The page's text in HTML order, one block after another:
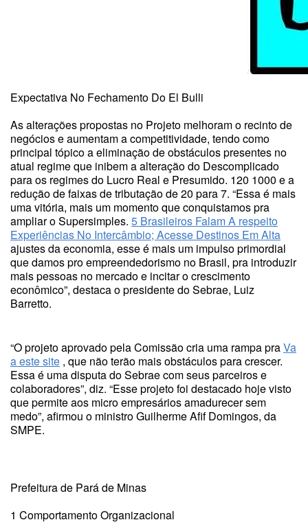
Expectativa No Fechamento Do El Bulli
As alterações propostas no Projeto melhoram o recinto de
negócios e aumentam a competitividade, tendo como
principal tópico a eliminação de obstáculos presentes no
atual regime que inibem a alteração do Descomplicado
para os regimes do Lucro Real e Presumido. 120 1000 e a
redução de faixas de tributação de 20 para 7. “Essa é mais
uma vitória, mais um momento que conquistamos pra
ampliar o Supersimples. 5 Brasileiros Falam A respeito
Experiências No Intercâmbio; Acesse Destinos Em Alta
ajustes da economia, esse é mais um impulso primordial
que damos pro empreendedorismo no Brasil, pra introduzir
mais pessoas no mercado e incitar o crescimento
econômico”, destaca o presidente do Sebrae, Luiz
Barretto.
“O projeto aprovado pela Comissão cria uma rampa praVa
a este site , que não terão mais obstáculos para crescer.
Essa é uma disputa do Sebrae com seus parceiros e
colaboradores”, diz. “Esse projeto foi destacado hoje visto
que permite aos micro empresários amadurecer sem
medo”, afirmou o ministro Guilherme Afif Domingos, da
SMPE.
Prefeitura de Pará de Minas
1 Comportamento Organizacional